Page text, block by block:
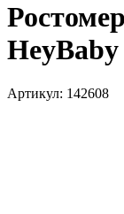
HeyBaby
Артикул: 142608